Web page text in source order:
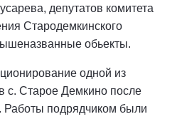
депутатов комитета
Стародемкинского
обьекты.
одной из
с. Старое Демкино после
Работы подрядчиком были